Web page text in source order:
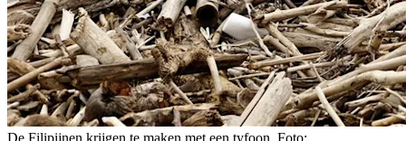
De Filipijnen krijgen te maken met een tyfoon. Foto: